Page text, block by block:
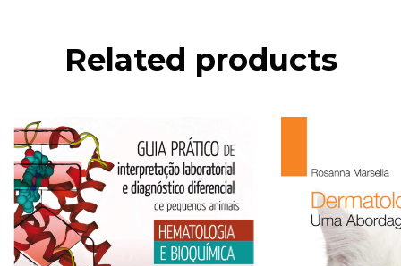
Related products